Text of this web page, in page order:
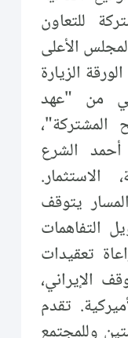
للتعاون
الأعلى
الزيارة
من "عهد
المشتركة"،
الشرع
الاستثمار.
يتوقف
التفاهمات
تعقيدات
الإيراني،
تقدم